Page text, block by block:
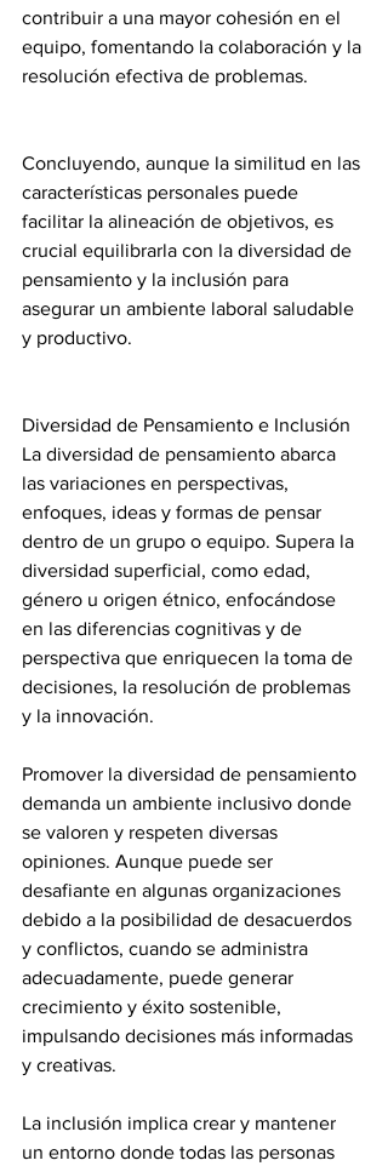
contribuir a una mayor cohesión en el
equipo, fomentando la colaboración y la
resolución efectiva de problemas.
Concluyendo, aunque la similitud en las
características personales puede
facilitar la alineación de objetivos, es
crucial equilibrarla con la diversidad de
pensamiento y la inclusión para
asegurar un ambiente laboral saludable
y productivo.
Diversidad de Pensamiento e Inclusión
La diversidad de pensamiento abarca
las variaciones en perspectivas,
enfoques, ideas y formas de pensar
dentro de un grupo o equipo. Supera la
diversidad superficial, como edad,
género u origen étnico, enfocándose
en las diferencias cognitivas y de
perspectiva que enriquecen la toma de
decisiones, la resolución de problemas
y la innovación.
Promover la diversidad de pensamiento
demanda un ambiente inclusivo donde
se valoren y respeten diversas
opiniones. Aunque puede ser
desafiante en algunas organizaciones
debido a la posibilidad de desacuerdos
y conflictos, cuando se administra
adecuadamente, puede generar
crecimiento y éxito sostenible,
impulsando decisiones más informadas
y creativas.
La inclusión implica crear y mantener
un entorno donde todas las personas